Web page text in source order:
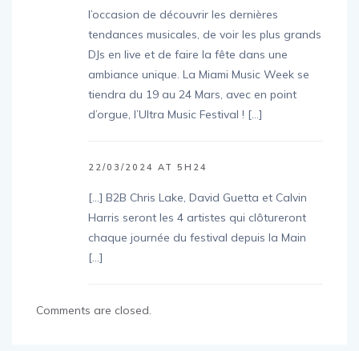
Dance Music du monde entier. C’est
l’occasion de découvrir les dernières
tendances musicales, de voir les plus grands
DJs en live et de faire la fête dans une
ambiance unique. La Miami Music Week se
tiendra du 19 au 24 Mars, avec en point
[…] B2B Chris Lake, David Guetta et Calvin
Harris seront les 4 artistes qui clôtureront
chaque journée du festival depuis la Main